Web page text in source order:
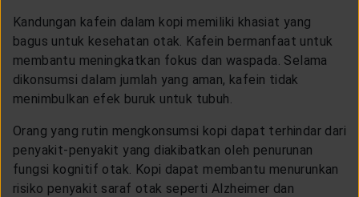
Kandungan kafein dalam kopi memiliki khasiat yang
bagus untuk kesehatan otak. Kafein bermanfaat untuk
membantu meningkatkan fokus dan waspada. Selama
dikonsumsi dalam jumlah yang aman, kafein tidak
menimbulkan efek buruk untuk tubuh.
Orang yang rutin mengkonsumsi kopi dapat terhindar dari
penyakit-penyakit yang diakibatkan oleh penurunan
fungsi kognitif otak. Kopi dapat membantu menurunkan
risiko penyakit saraf otak seperti Alzheimer dan